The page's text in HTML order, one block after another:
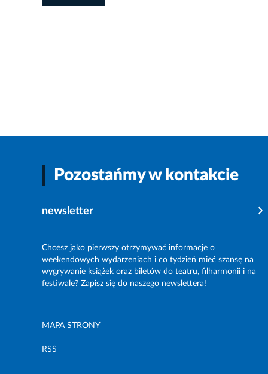
Pozostańmy w kontakcie
newsletter
Chcesz jako pierwszy otrzymywać informacje o
weekendowych wydarzeniach i co tydzień mieć szansę na
wygrywanie książek oraz biletów do teatru, filharmonii i na
festiwale? Zapisz się do naszego newslettera!
MAPA STRONY
RSS